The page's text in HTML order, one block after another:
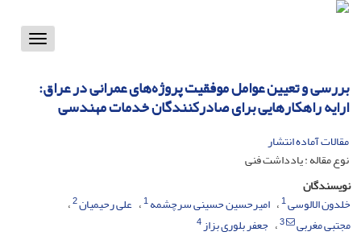
Toggle
بررسی و تعیین عوامل موفقیت پروژه‌های عمرانی در عراق:
ارایه راهکارهایی برای صادرکنندگان خدمات مهندسی
مقالات آماده انتشار
نوع مقاله : یادداشت فنی
نویسندگان
خلدون الالوسی1 امیرحسین حسینی سرچشمه1 علی رحیمیان2
مجتبی مغربی 3 جعفر بلوری بزاز4